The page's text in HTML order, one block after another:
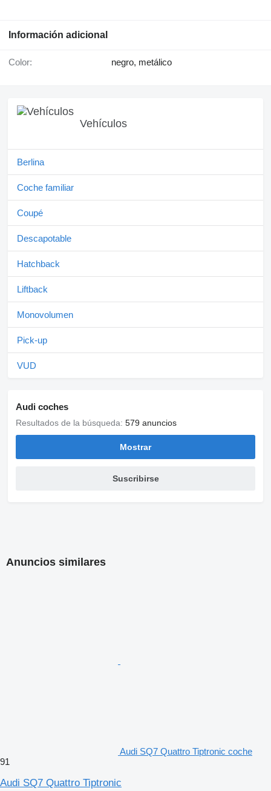
Información adicional
Color: negro, metálico
Vehículos
Berlina
Coche familiar
Coupé
Descapotable
Hatchback
Liftback
Monovolumen
Pick-up
VUD
Audi coches
Resultados de la búsqueda: 579 anuncios
Mostrar
Suscribirse
Anuncios similares
Audi SQ7 Quattro Tiptronic coche
91
Audi SQ7 Quattro Tiptronic